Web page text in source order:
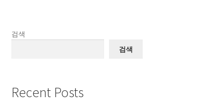
검색
검색
Recent Posts